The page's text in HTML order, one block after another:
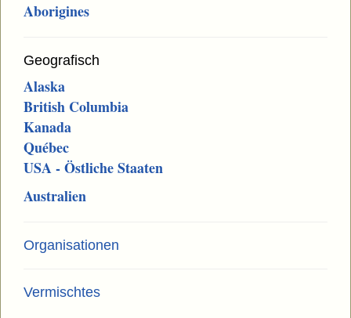
Aborigines
Geografisch
Alaska
British Columbia
Kanada
Québec
USA - Östliche Staaten
Australien
Organisationen
Vermischtes